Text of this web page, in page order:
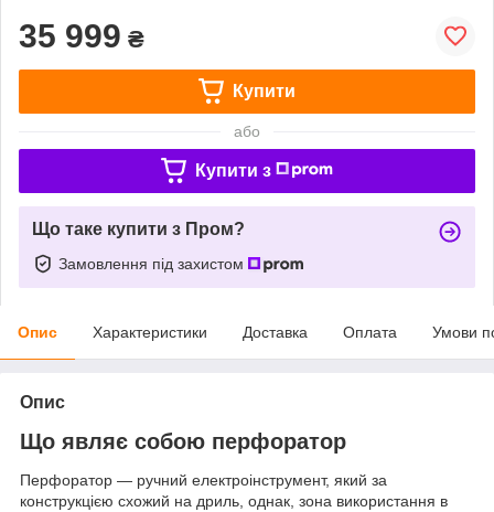
35 999 ₴
Купити
або
Купити з
Що таке купити з Пром?
Замовлення під захистом
Опис Характеристики Доставка Оплата Умови
Опис
Що являє собою перфоратор
Перфоратор — ручний електроінструмент, який за
конструкцією схожий на дриль, однак, зона використання в